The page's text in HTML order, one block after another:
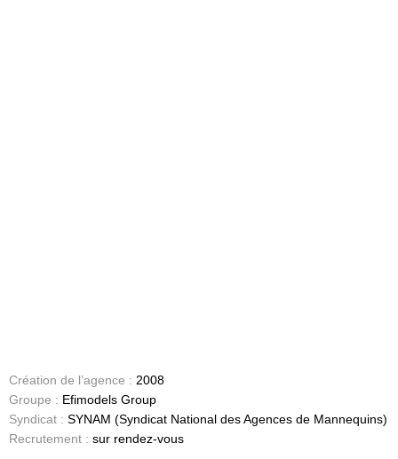
Création de l’agence : 2008
Groupe : Efimodels Group
Syndicat : SYNAM (Syndicat National des Agences de Mannequins)
Recrutement : sur rendez-vous